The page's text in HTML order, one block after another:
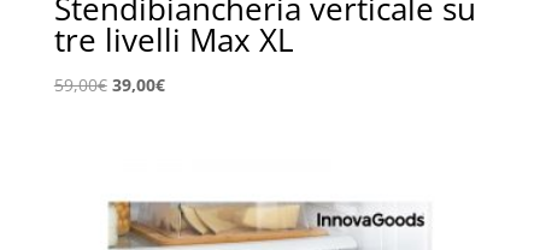
Stendibiancheria verticale su
tre livelli Max XL
59,00€ Il
59,00€.
39,00€Il